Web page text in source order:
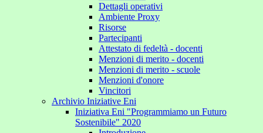
Dettagli operativi
Ambiente Proxy
Risorse
Partecipanti
Attestato di fedeltà - docenti
Menzioni di merito - docenti
Menzioni di merito - scuole
Menzioni d'onore
Vincitori
Archivio Iniziative Eni
Iniziativa Eni "Programmiamo un Futuro
Sostenibile" 2020